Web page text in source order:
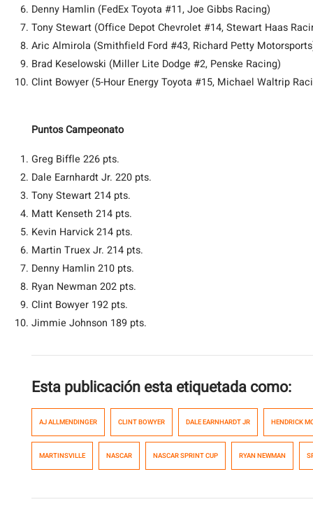
Denny Hamlin (FedEx Toyota #11, Joe Gibbs Racing)
Tony Stewart (Office Depot Chevrolet #14, Stewart Haas
Aric Almirola (Smithfield Ford #43, Richard Petty
Brad Keselowski (Miller Lite Dodge #2, Penske Racing)
Clint Bowyer (5-Hour Energy Toyota #15, Michael Waltrip
Puntos Campeonato
Greg Biffle 226 pts.
Dale Earnhardt Jr. 220 pts.
Tony Stewart 214 pts.
Matt Kenseth 214 pts.
Kevin Harvick 214 pts.
Martin Truex Jr. 214 pts.
Denny Hamlin 210 pts.
Ryan Newman 202 pts.
Clint Bowyer 192 pts.
Jimmie Johnson 189 pts.
Esta publicación esta etiquetada como:
AJ ALLMENDINGER CLINT BOWYER DALE EARNHARDT JR HENDRICK
MARTINSVILLE NASCAR NASCAR SPRINT CUP RYAN NEWMAN